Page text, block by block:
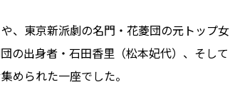
、東京新派劇の名門・花菱団の元トップ女
の出身者・石田香里（松本妃代）、そして
められた一座でした。